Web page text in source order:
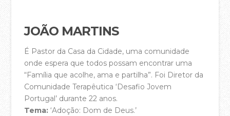
Jovens e Adolescentes
SWITCH – Jovens Adultos
Casais
A Escola Bíblica da Casa
Batismos
JOÃO MARTINS
É Pastor da Casa da Cidade, uma comunidade
onde espera que todos possam encontrar uma
“Família que acolhe, ama e partilha”. Foi Diretor da
Comunidade Terapêutica ‘Desafio Jovem
Portugal’ durante 22 anos.
Tema: ‘Adoção: Dom de Deus.’